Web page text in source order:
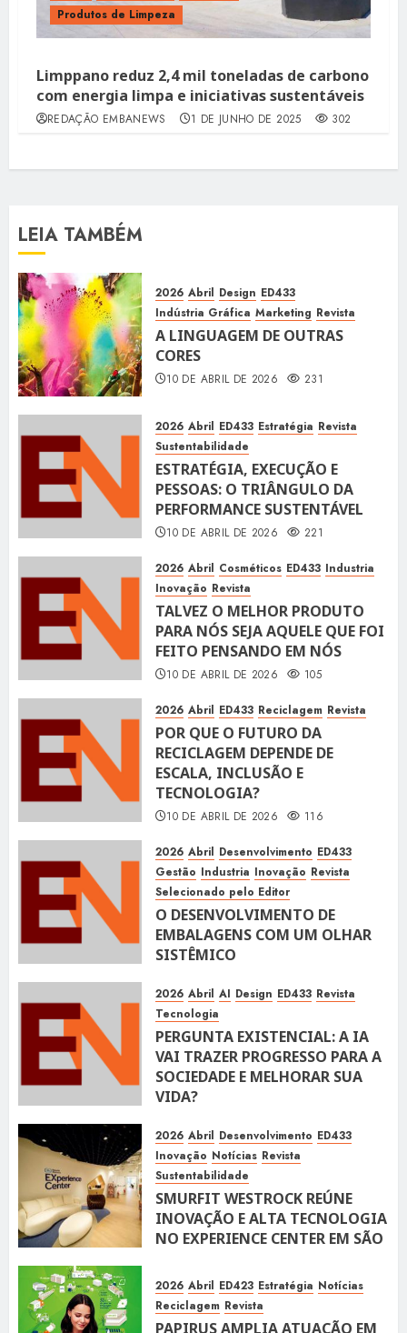
Produtos de Limpeza
Limppano reduz 2,4 mil toneladas de carbono
com energia limpa e iniciativas sustentáveis
REDAÇÃO EMBANEWS 1 DE JUNHO DE 2025 302
LEIA TAMBÉM
2026 Abril Design ED433
Indústria Gráfica Marketing Revista
A LINGUAGEM DE OUTRAS
CORES
10 DE ABRIL DE 2026 231
2026 Abril ED433 Estratégia Revista
Sustentabilidade
ESTRATÉGIA, EXECUÇÃO E
PESSOAS: O TRIÂNGULO DA
PERFORMANCE SUSTENTÁVEL
10 DE ABRIL DE 2026 221
2026 Abril Cosméticos ED433 Industria
Inovação Revista
TALVEZ O MELHOR PRODUTO
PARA NÓS SEJA AQUELE QUE FOI
FEITO PENSANDO EM NÓS
10 DE ABRIL DE 2026 105
2026 Abril ED433 Reciclagem Revista
POR QUE O FUTURO DA
RECICLAGEM DEPENDE DE
ESCALA, INCLUSÃO E
TECNOLOGIA?
10 DE ABRIL DE 2026 116
2026 Abril Desenvolvimento ED433
Gestão Industria Inovação Revista
Selecionado pelo Editor
O DESENVOLVIMENTO DE
EMBALAGENS COM UM OLHAR
SISTÊMICO
2026 Abril AI Design ED433 Revista
Tecnologia
PERGUNTA EXISTENCIAL: A IA
VAI TRAZER PROGRESSO PARA A
SOCIEDADE E MELHORAR SUA
VIDA?
2026 Abril Desenvolvimento ED433
Inovação Notícias Revista
Sustentabilidade
SMURFIT WESTROCK REÚNE
INOVAÇÃO E ALTA TECNOLOGIA
NO EXPERIENCE CENTER EM SÃO
10 DE ABRIL DE 2026 118
2026 Abril ED423 Estratégia Notícias
Reciclagem Revista
PAPIRUS AMPLIA ATUAÇÃO EM